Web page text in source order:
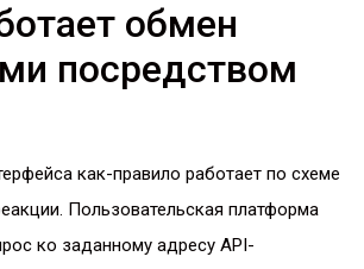
обмен
посредством
как-правило работает по схеме
Пользовательская платформа
ко заданному адресу API-